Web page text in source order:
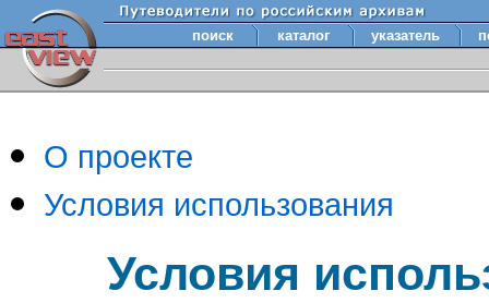
поиск каталог указатель
О проекте
Условия использования
Условия